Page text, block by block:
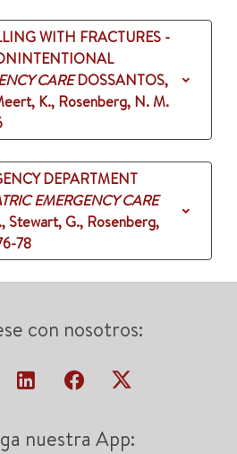
WITH FRACTURES -
CARE DOSSANTOS,
K., Rosenberg, N. M.
DEPARTMENT
EMERGENCY CARE
Stewart, G., Rosenberg,
78
con nosotros:
nuestra App: